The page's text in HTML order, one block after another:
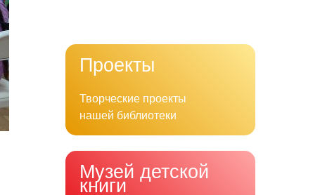
Проекты
Творческие проекты
нашей библиотеки
Музей детской
книги